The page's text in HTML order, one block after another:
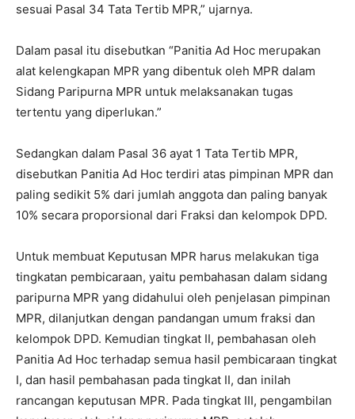
sesuai Pasal 34 Tata Tertib MPR,” ujarnya.
Dalam pasal itu disebutkan “Panitia Ad Hoc merupakan
alat kelengkapan MPR yang dibentuk oleh MPR dalam
Sidang Paripurna MPR untuk melaksanakan tugas
tertentu yang diperlukan.”
Sedangkan dalam Pasal 36 ayat 1 Tata Tertib MPR,
disebutkan Panitia Ad Hoc terdiri atas pimpinan MPR dan
paling sedikit 5% dari jumlah anggota dan paling banyak
10% secara proporsional dari Fraksi dan kelompok DPD.
Untuk membuat Keputusan MPR harus melakukan tiga
tingkatan pembicaraan, yaitu pembahasan dalam sidang
paripurna MPR yang didahului oleh penjelasan pimpinan
MPR, dilanjutkan dengan pandangan umum fraksi dan
kelompok DPD. Kemudian tingkat II, pembahasan oleh
Panitia Ad Hoc terhadap semua hasil pembicaraan tingkat
I, dan hasil pembahasan pada tingkat II, dan inilah
rancangan keputusan MPR. Pada tingkat III, pengambilan